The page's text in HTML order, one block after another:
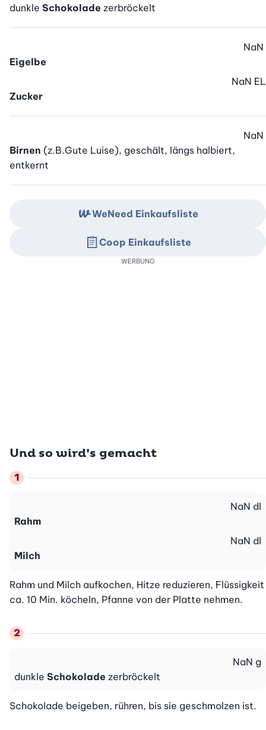
dunkle Schokolade zerbröckelt
Eigelbe
NaN
Zucker
NaN EL
Birnen (z.B.Gute Luise), geschält, längs halbiert,
entkernt
NaN
Und so wird’s gemacht
Rahm
NaN dl
Milch
NaN dl
Rahm und Milch aufkochen, Hitze reduzieren, Flüssigkeit
ca. 10 Min. köcheln, Pfanne von der Platte nehmen.
dunkle Schokolade zerbröckelt
NaN g
Schokolade beigeben, rühren, bis sie geschmolzen ist.
WeNeed Einkaufsliste
Coop Einkaufsliste
WERBUNG